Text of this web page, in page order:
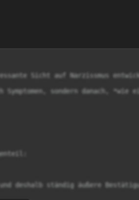
Sicht auf Narzissmus
sondern danach,
deshalb ständig äußere